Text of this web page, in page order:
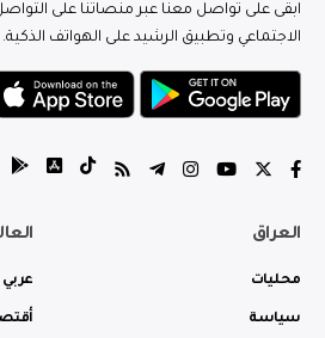
ابقى على تواصل معنا عبر منصاتنا على
الاجتماعي وتطبيق الرشيد على الهواتف الذكية.
العراق
محليات
سياسة